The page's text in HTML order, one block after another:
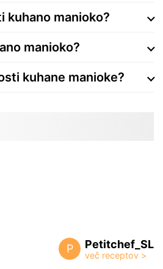
kuhano manioko?
manioko?
kuhane manioke?
P Petitchef_SL